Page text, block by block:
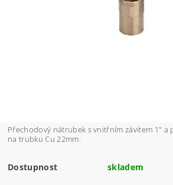
Přechodový nátrubek s vnitřním závitem 1"
na trubku Cu 22mm.
Dostupnost skladem